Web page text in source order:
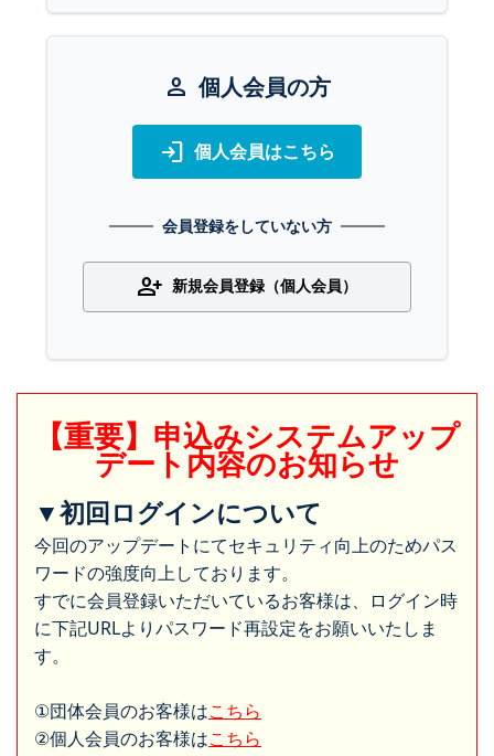
person 個人会員の方
login 個人会員はこちら
会員登録をしていない方
person_add 新規会員登録（個人会員）
【重要】申込みシステムアップ
デート内容のお知らせ
▼初回ログインについて
今回のアップデートにてセキュリティ向上のためパス
ワードの強度向上しております。
すでに会員登録いただいているお客様は、ログイン時
に下記URLよりパスワード再設定をお願いいたしま
す。
①団体会員のお客様はこちら
②個人会員のお客様はこちら